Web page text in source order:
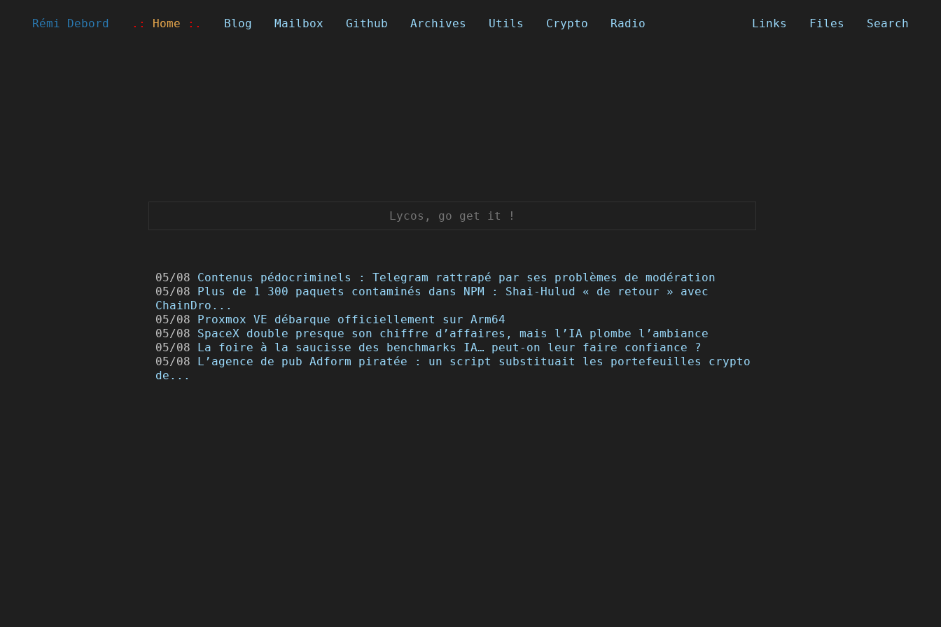
Rémi Debord .: Home :. Blog Mailbox Github Archives Utils Crypto Radio Search
Files
Links
05/08 Contenus pédocriminels : Telegram rattrapé par ses problèmes de modération
05/08 Plus de 1 300 paquets contaminés dans NPM : Shai-Hulud « de retour » avec
ChainDro...
05/08 Proxmox VE débarque officiellement sur Arm64
05/08 SpaceX double presque son chiffre d’affaires, mais l’IA plombe l’ambiance
05/08 La foire à la saucisse des benchmarks IA… peut-on leur faire confiance ?
05/08 L’agence de pub Adform piratée : un script substituait les portefeuilles crypto
de...